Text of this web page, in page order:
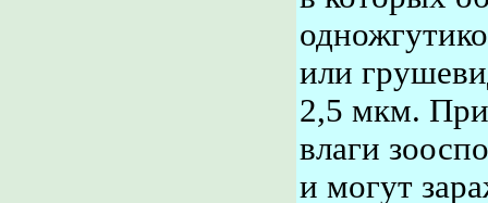
или
2,5 мкм.
влаги
и могут